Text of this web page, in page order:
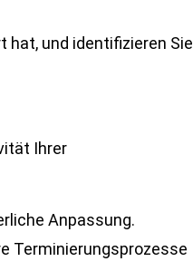
hat, und identifizieren Sie
Ihrer
Anpassung.
Terminierungsprozesse